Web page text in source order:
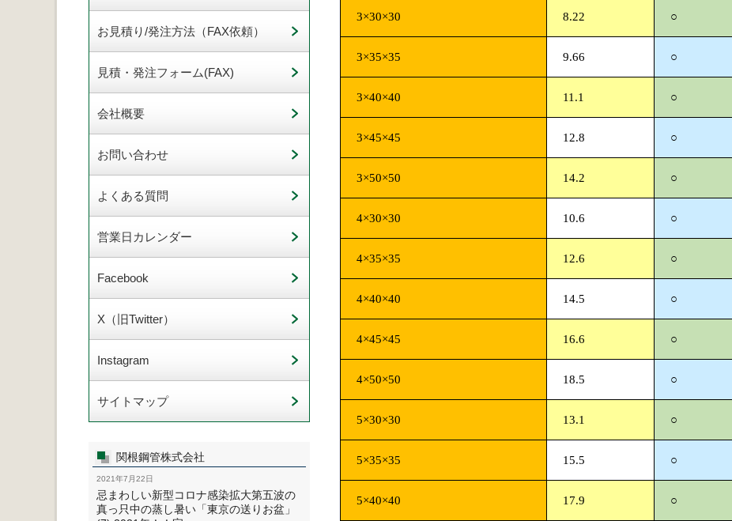
3×30×30 8.22 ○
3×35×35 9.66 ○
3×40×40 11.1 ○
3×45×45 12.8 ○
3×50×50 14.2 ○
4×30×30 10.6 ○
4×35×35 12.6 ○
4×40×40 14.5 ○
4×45×45 16.6 ○
4×50×50 18.5 ○
5×30×30 13.1 ○
5×35×35 15.5 ○
5×40×40 17.9 ○
お見積り/発注方法（FAX依頼）
見積・発注フォーム(FAX)
会社概要
お問い合わせ
よくある質問
営業日カレンダー
Facebook
X（旧Twitter）
Instagram
サイトマップ
関根鋼管株式会社
2021年7月22日
忌まわしい新型コロナ感染拡大第五波の
真っ只中の蒸し暑い「東京の送りお盆」